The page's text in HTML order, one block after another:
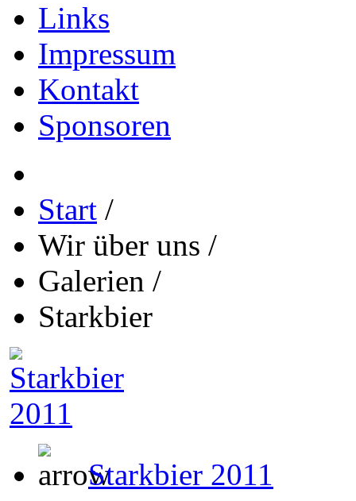
Links
Impressum
Kontakt
Sponsoren
Start /
Wir über uns /
Galerien /
Starkbier
Starkbier 2011